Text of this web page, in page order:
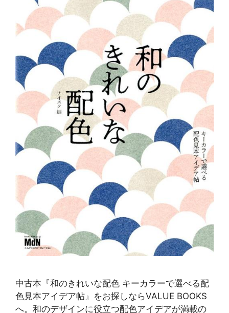
中古本『和のきれいな配色 キーカラーで選べる配
色見本アイデア帖』をお探しならVALUE BOOKS
へ。和のデザインに役立つ配色アイデアが満載の